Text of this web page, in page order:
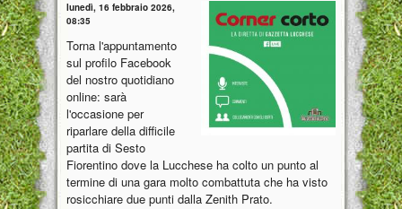
lunedì, 16 febbraio 2026,
08:35
Torna l'appuntamento
sul profilo Facebook
del nostro quotidiano
online: sarà
l'occasione per
riparlare della difficile
partita di Sesto
Fiorentino dove la Lucchese ha colto un punto al
termine di una gara molto combattuta che ha visto
rosicchiare due punti dalla Zenith Prato.